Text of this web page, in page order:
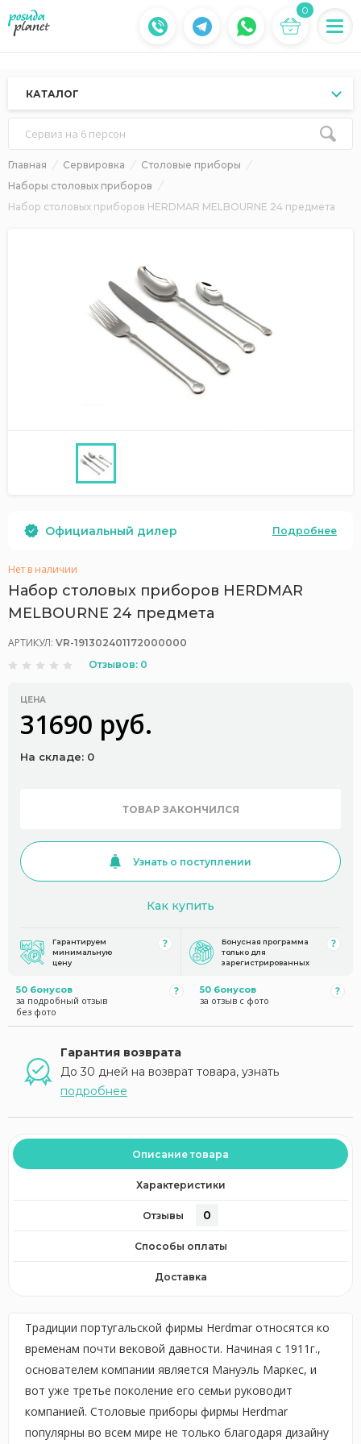
0
КАТАЛОГ
Сервиз на 6 персон
Главная Сервировка
Столовые приборы
Наборы столовых приборов
Набор столовых приборов HERDMAR MELBOURNE 24 предмета
Официальный дилер Подробнее
Нет в наличии
Набор столовых приборов HERDMAR
MELBOURNE 24 предмета
АРТИКУЛ: VR-191302401172000000
Отзывов: 0
ЦЕНА
31690 руб.
На складе: 0
ТОВАР ЗАКОНЧИЛСЯ
Узнать о поступлении
Как купить
Гарантируем
минимальную
цену
Бонусная программа
только для
зарегистрированных
50 бонусов
за подробный отзыв
без фото
50 бонусов
за отзыв с фото
Гарантия возврата
До 30 дней на возврат товара, узнать
подробнее
Описание товара
Характеристики
Отзывы 0
Способы оплаты
Доставка
Традиции португальской фирмы Herdmar относятся ко
временам почти вековой давности. Начиная с 1911г.,
основателем компании является Мануэль Маркес, и
вот уже третье поколение его семьи руководит
компанией. Столовые приборы фирмы Herdmar
популярны во всем мире не только благодаря дизайну